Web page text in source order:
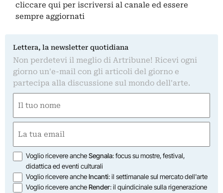
cliccare qui per iscriversi al canale ed essere
sempre aggiornati
Lettera, la newsletter quotidiana
Non perdetevi il meglio di Artribune! Ricevi ogni
giorno un'e-mail con gli articoli del giorno e
partecipa alla discussione sul mondo dell'arte.
(Required)
First
(Required)
Opzioni
Voglio ricevere ancheSegnala: focus su mostre, festival,
didattica ed eventi culturali
Voglio ricevere ancheIncanti: il settimanale sul mercato dell'arte
Voglio ricevere ancheRender: il quindicinale sulla rigenerazione